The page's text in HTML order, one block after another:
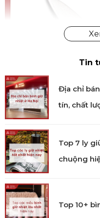
Dao Chef ZWILLING
Công nghệ sản
Tin
Địa chỉ
tín, chất
Top 7 ly
chuộng
Top 10+